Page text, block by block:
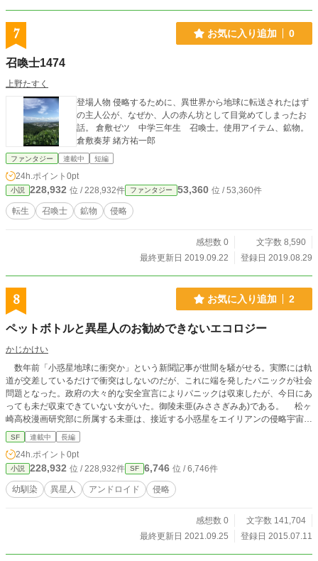
7 お気に入り追加 0
召喚士1474
上野たすく
登場人物 侵略するために、異世界から地球に転送されたはず
の主人公が、なぜか、人の赤ん坊として目覚めてしまったお
話。 倉敷ゼツ 中学三年生 召喚士。使用アイテム、鉱物。
倉敷奏芽 緒方祐一郎
ファンタジー 連載中 短編
24h.ポイント 0pt
小説 228,932 位 / 228,932件 ファンタジー 53,360 位 / 53,360件
転生 召喚士 鉱物 侵略
感想数 0
文字数 8,590
最終更新日 2019.09.22
登録日 2019.08.29
8 お気に入り追加 2
ペットボトルと異星人のお勧めできないエコロジー
かじかけい
数年前「小惑星地球に衝突か」という新聞記事が世間を騒がせる。実際には軌
道が交差しているだけで衝突はしないのだが、これに端を発したパニックが社会
問題となった。政府の大々的な安全宣言によりパニックは収束したが、今日にあ
っても未だ収束できていない女がいた。御陵未亜(みささぎみあ)である。 松ヶ
崎高校漫画研究部に所属する未亜は、接近する小惑星をエイリアンの侵略宇宙船
だと主張し、これを迎え撃つため漫研を拠点に「地球防衛軍」の設立活動をして
いた。未亜の幼なじみで同じ漫研に所属する主人公の「俺」は、この妄想による
異常行動を半年前の彼女の入院に原因があるものと考え悩んでいた。
SF 連載中 長編
24h.ポイント 0pt
小説 228,932 位 / 228,932件 SF 6,746 位 / 6,746件
幼馴染 異星人 アンドロイド 侵略
感想数 0
文字数 141,704
最終更新日 2021.09.25
登録日 2015.07.11